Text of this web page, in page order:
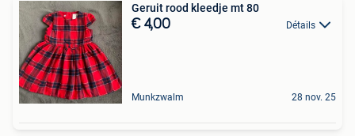
Geruit rood kleedje mt 80
€ 4,00 Détails
Munkzwalm 28 nov. 25